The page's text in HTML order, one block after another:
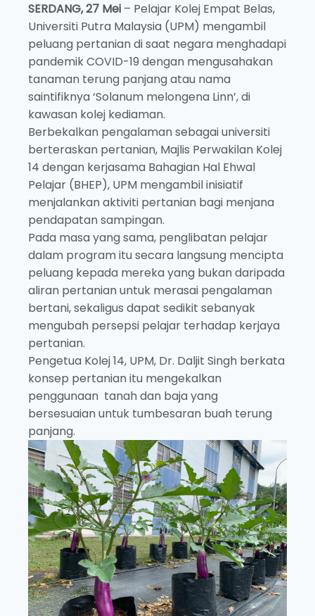
SERDANG, 27 Mei – Pelajar Kolej Empat Belas,
Universiti Putra Malaysia (UPM) mengambil
peluang pertanian di saat negara menghadapi
pandemik COVID-19 dengan mengusahakan
tanaman terung panjang atau nama
saintifiknya ‘Solanum melongena Linn’, di
kawasan kolej kediaman.
Berbekalkan pengalaman sebagai universiti
berteraskan pertanian, Majlis Perwakilan Kolej
14 dengan kerjasama Bahagian Hal Ehwal
Pelajar (BHEP), UPM mengambil inisiatif
menjalankan aktiviti pertanian bagi menjana
pendapatan sampingan.
Pada masa yang sama, penglibatan pelajar
dalam program itu secara langsung mencipta
peluang kepada mereka yang bukan daripada
aliran pertanian untuk merasai pengalaman
bertani, sekaligus dapat sedikit sebanyak
mengubah persepsi pelajar terhadap kerjaya
pertanian.
Pengetua Kolej 14, UPM, Dr. Daljit Singh berkata
konsep pertanian itu mengekalkan
penggunaan tanah dan baja yang
bersesuaian untuk tumbesaran buah terung
panjang.